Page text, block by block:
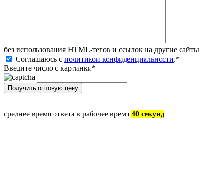
без иcпользования HTML-тегов и ссылок на другие сайты
Соглашаюсь с политикой конфиденциальности.*
Введите число с картинки*
среднее время ответа в рабочее время 40 секунд